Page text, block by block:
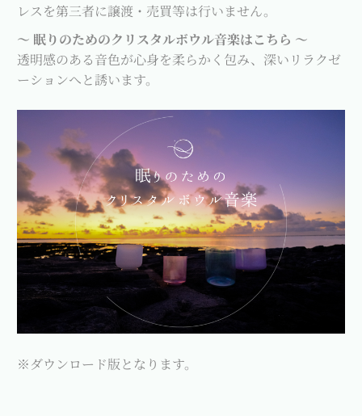
レスを第三者に譲渡・売買等は行いません。
～ 眠りのためのクリスタルボウル音楽はこちら ～
透明感のある音色が心身を柔らかく包み、深いリラクゼ
ーションへと誘います。
※ダウンロード版となります。